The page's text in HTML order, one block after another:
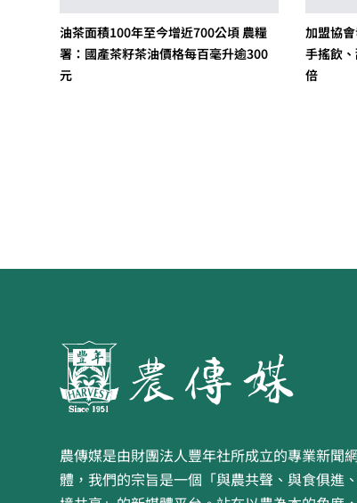
油茶面積100年至今增近700公頃 農糧
署：國產茶籽茶油價格每百毫升逾300
元
加盟協
手搖飲
倍
農傳媒是由財團法人豐年社所成立的專業新聞
體，我們的宗旨是一個「與農共聲、與食俱進